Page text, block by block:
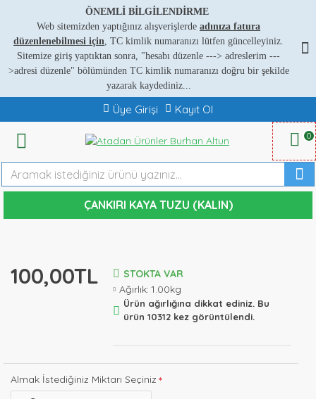
ÖNEMLİ BİLGİLENDİRME
Web sitemizden yaptığınız alışverişlerde adınıza fatura
düzenlenebilmesi için, TC kimlik numaranızı lütfen güncelleyiniz.
Sitemize giriş yaptıktan sonra, "hesabı düzenle ---> adreslerim ---
>adresi düzenle" bölümünden TC kimlik numaranızı doğru bir şekilde
yazarak kaydediniz...
Üye Girişi Kayıt Ol
0
ÇANKIRI KAYA TUZU (KALIN)
100,00TL
STOKTA VAR
Ağırlık: 1.00kg
Ürün ağırlığına dikkat ediniz. Bu
ürün 10312 kez görüntülendi.
Almak İstediğiniz Miktarı Seçiniz